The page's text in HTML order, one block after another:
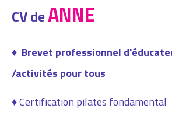
CV deANNE
♦ Brevet professionnel
/activités pour tous
♦ Certification pilates fondamental